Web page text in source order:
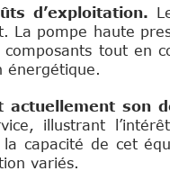
d’exploitation.
La pompe haute
composants tout
énergétique.
actuellement son
illustrant
capacité de cet
variés.